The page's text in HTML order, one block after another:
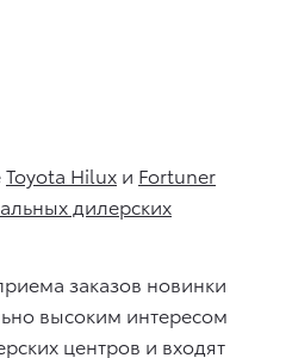
Toyota Hilux и Fortuner
дилерских
заказов новинки
высоким интересом
центров и входят